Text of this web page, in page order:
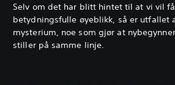
Selv om det har blitt hintet til at vi vil
betydningsfulle øyeblikk, så er utfallet
mysterium, noe som gjør at
stiller på samme linje.